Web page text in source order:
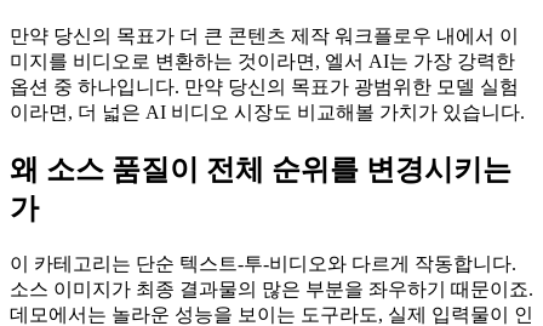
만약 당신의 목표가 더 큰 콘텐츠 제작 워크플로우 내에서 이
미지를 비디오로 변환하는 것이라면, 엘서 AI는 가장 강력한
옵션 중 하나입니다. 만약 당신의 목표가 광범위한 모델 실험
이라면, 더 넓은 AI 비디오 시장도 비교해볼 가치가 있습니다.
왜 소스 품질이 전체 순위를 변경시키는
가
이 카테고리는 단순 텍스트-투-비디오와 다르게 작동합니다.
소스 이미지가 최종 결과물의 많은 부분을 좌우하기 때문이죠.
데모에서는 놀라운 성능을 보이는 도구라도, 실제 입력물이 인